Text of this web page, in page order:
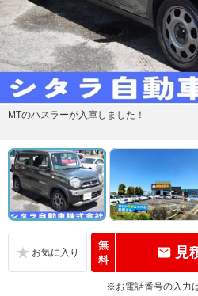
MTのハスラーが入庫しました！
無
料
見
※お電話番号の入力